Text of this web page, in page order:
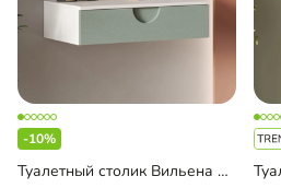
-10%
Туалетный столик Вильена подвесной